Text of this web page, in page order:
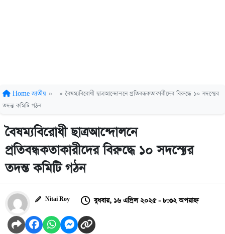
Home জাতীয় » » বৈষম‍্যবিরোধী ছাত্রআন্দোলনে প্রতিবন্ধকতাকারীদের বিরুদ্ধে ১০ সদস‍্যের
তদন্ত কমিটি গঠন
বৈষম‍্যবিরোধী ছাত্রআন্দোলনে
প্রতিবন্ধকতাকারীদের বিরুদ্ধে ১০ সদস‍্যের
তদন্ত কমিটি গঠন
Nitai Roy বুধবার, ১৬ এপ্রিল ২০২৫ - ৮:৩২ অপরাহ্ন